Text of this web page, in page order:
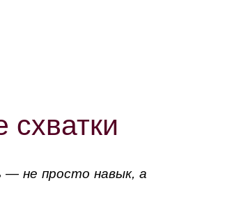
— не просто навык, а